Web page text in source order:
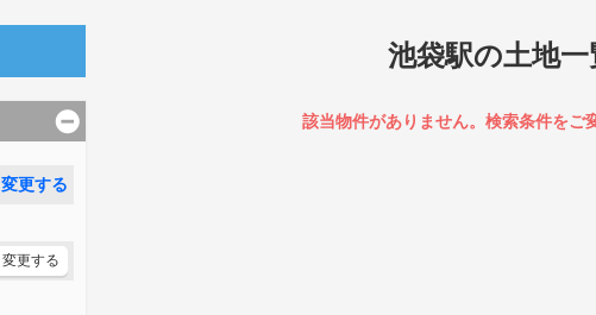
変更する
変更する
池袋駅の土地一
該当物件がありません。検索条件をご